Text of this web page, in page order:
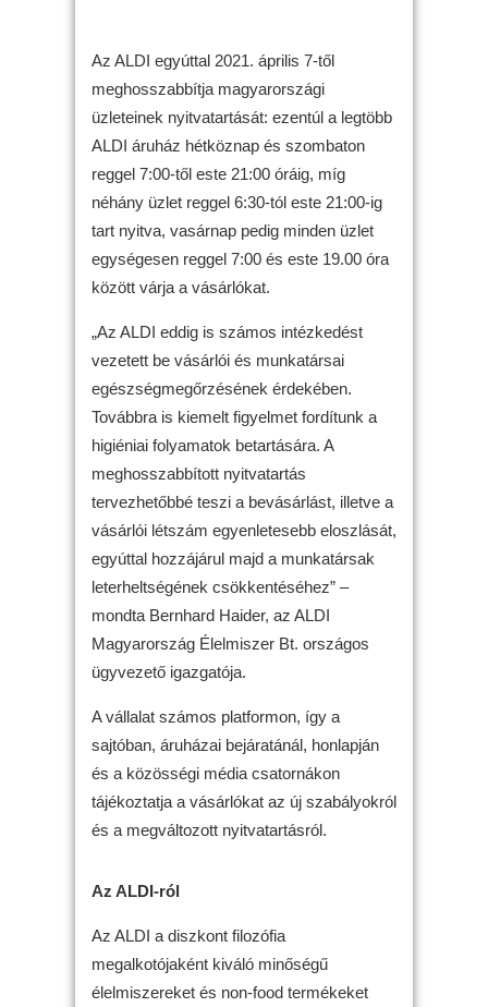
Az ALDI egyúttal 2021. április 7-től
meghosszabbítja magyarországi
üzleteinek nyitvatartását: ezentúl a legtöbb
ALDI áruház hétköznap és szombaton
reggel 7:00-től este 21:00 óráig, míg
néhány üzlet reggel 6:30-tól este 21:00-ig
tart nyitva, vasárnap pedig minden üzlet
egységesen reggel 7:00 és este 19.00 óra
között várja a vásárlókat.
„Az ALDI eddig is számos intézkedést
vezetett be vásárlói és munkatársai
egészségmegőrzésének érdekében.
Továbbra is kiemelt figyelmet fordítunk a
higiéniai folyamatok betartására. A
meghosszabbított nyitvatartás
tervezhetőbbé teszi a bevásárlást, illetve a
vásárlói létszám egyenletesebb eloszlását,
egyúttal hozzájárul majd a munkatársak
leterheltségének csökkentéséhez” –
mondta Bernhard Haider, az ALDI
Magyarország Élelmiszer Bt. országos
ügyvezető igazgatója.
A vállalat számos platformon, így a
sajtóban, áruházai bejáratánál, honlapján
és a közösségi média csatornákon
tájékoztatja a vásárlókat az új szabályokról
és a megváltozott nyitvatartásról.
Az ALDI-ról
Az ALDI a diszkont filozófia
megalkotójaként kiváló minőségű
élelmiszereket és non-food termékeket